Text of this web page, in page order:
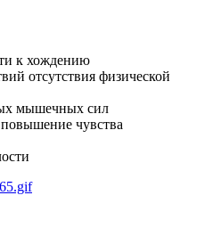
к хождению
отсутствия физической
мышечных сил
чувства